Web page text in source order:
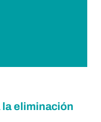
la eliminación